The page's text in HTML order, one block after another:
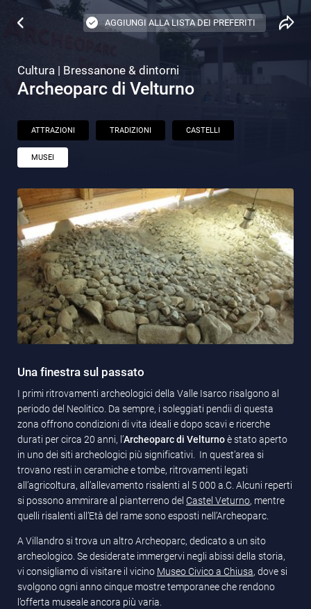
AGGIUNGI ALLA LISTA DEI PREFERITI
Cultura | Bressanone & dintorni
Archeoparc di Velturno
ATTRAZIONI TRADIZIONI CASTELLI
MUSEI
Una finestra sul passato
I primi ritrovamenti archeologici della Valle Isarco risalgono al
periodo del Neolitico. Da sempre, i soleggiati pendii di questa
zona offrono condizioni di vita ideali e dopo scavi e ricerche
durati per circa 20 anni, l’Archeoparc di Velturnoè stato aperto
in uno dei siti archeologici più significativi. In quest’area si
trovano resti in ceramiche e tombe, ritrovamenti legati
all’agricoltura, all’allevamento risalenti al 5 000 a.C. Alcuni reperti
si possono ammirare al pianterreno del Castel Veturno, mentre
quelli risalenti all’Età del rame sono esposti nell’Archeoparc.
A Villandro si trova un altro Archeoparc, dedicato a un sito
archeologico. Se desiderate immergervi negli abissi della storia,
vi consigliamo di visitare il vicino Museo Civico a Chiusa, dove si
svolgono ogni anno cinque mostre temporanee che rendono
l’offerta museale ancora più varia.